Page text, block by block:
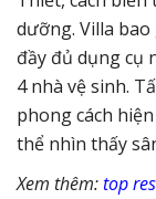
dưỡng. Villa
đầy đủ dụng cụ
4 nhà vệ sinh.
phong cách
thể nhìn thấy
Xem thêm:top